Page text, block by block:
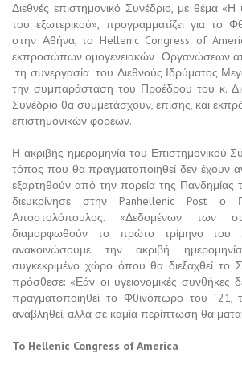
Διεθνές επιστημονικό Συνέδριο, με θέμα
του εξωτερικού», προγραμματίζει για το
στην Αθήνα, το Hellenic Congress of
εκπροσώπων ομογενειακών Οργανώσεων
τη συνεργασία του Διεθνούς Ιδρύματος
την συμπαράσταση του Προέδρου του κ.
Συνέδριο θα συμμετάσχουν, επίσης, και
επιστημονικών φορέων.
Η ακριβής ημερομηνία του Επιστημονικού
τόπος που θα πραγματοποιηθεί δεν έχουν
εξαρτηθούν από την πορεία της Πανδημίας
διευκρίνησε στην Panhellenic Post ο
Αποστολόπουλος. «Δεδομένων των
διαμορφωθούν το πρώτο τρίμηνο του
ανακοινώσουμε την ακριβή
συγκεκριμένο χώρο όπου θα διεξαχθεί το
πρόσθεσε: «Εάν οι υγειονομικές συνθήκες
πραγματοποιηθεί το Φθινόπωρο του ΄21,
αναβληθεί, αλλά σε καμία περίπτωση θα
To Hellenic Congress of America